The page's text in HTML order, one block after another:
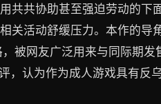
共共协助甚至强迫劳动的下面
关活动舒缓压力。本作的导
被网友广泛用来与同际期发
，认为作为成人游戏具有反